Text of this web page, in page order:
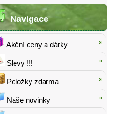
Navigace
Akční ceny a dárky
Slevy !!!
Položky zdarma
Naše novinky